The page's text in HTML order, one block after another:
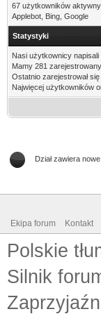
67 użytkowników
Applebot, Bing, Google
Statystyki
Nasi użytkownicy
Mamy 281
Ostatnio zarejestrował się
Najwięcej użytkowników
Dział zawiera
Ekipa forum Kontakt
Polskie
Silnik